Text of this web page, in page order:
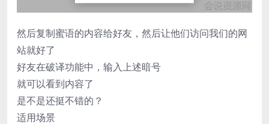
然后复制蜜语的内容给好友，然后让他们访问我们的网
站就好了
好友在破译功能中，输入上述暗号
就可以看到内容了
是不是还挺不错的？
适用场景